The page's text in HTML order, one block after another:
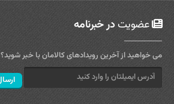
عضویتدر خبرنامه
می خواهید از آخرین رویدادهای کالامان با خبر شوید؟